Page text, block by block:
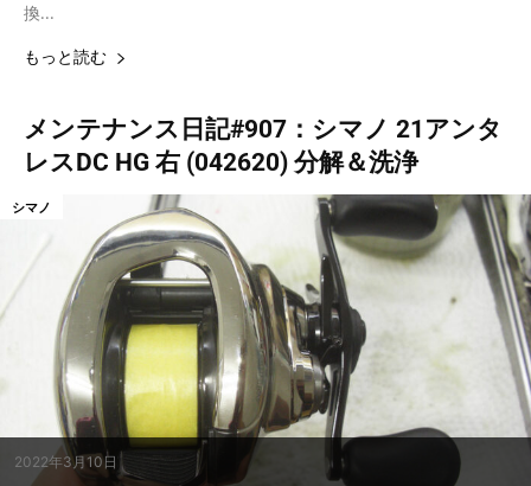
換...
もっと読む
メンテナンス日記#907：シマノ 21アンタ
レスDC HG 右 (042620) 分解＆洗浄
2022年3月10日
シマノ